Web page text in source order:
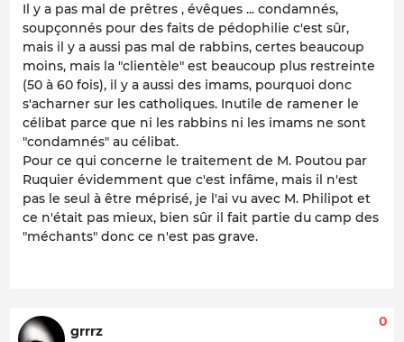
Il y a pas mal de prêtres , évêques ... condamnés,
soupçonnés pour des faits de pédophilie c'est sûr,
mais il y a aussi pas mal de rabbins, certes beaucoup
moins, mais la "clientèle" est beaucoup plus restreinte
(50 à 60 fois), il y a aussi des imams, pourquoi donc
s'acharner sur les catholiques. Inutile de ramener le
célibat parce que ni les rabbins ni les imams ne sont
"condamnés" au célibat.
Pour ce qui concerne le traitement de M. Poutou par
Ruquier évidemment que c'est infâme, mais il n'est
pas le seul à être méprisé, je l'ai vu avec M. Philipot et
ce n'était pas mieux, bien sûr il fait partie du camp des
"méchants" donc ce n'est pas grave.
grrrz
0